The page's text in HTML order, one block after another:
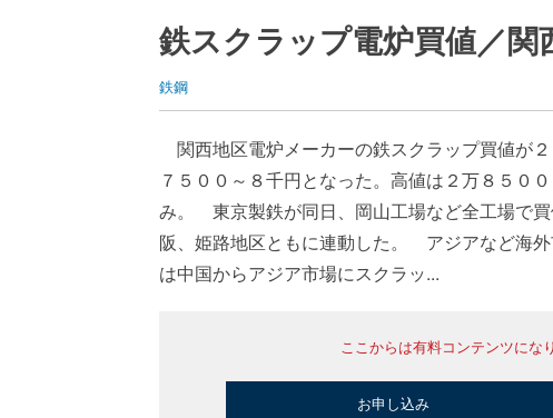
鉄スクラップ電炉買値／関
鉄鋼
関西地区電炉メーカーの鉄スクラップ買値が
７５００～８千円となった。高値は２万８５０
み。 東京製鉄が同日、岡山工場など全工場で
阪、姫路地区ともに連動した。 アジアなど海
は中国からアジア市場にスクラッ...
ここからは有料コンテンツにな
お申し込み